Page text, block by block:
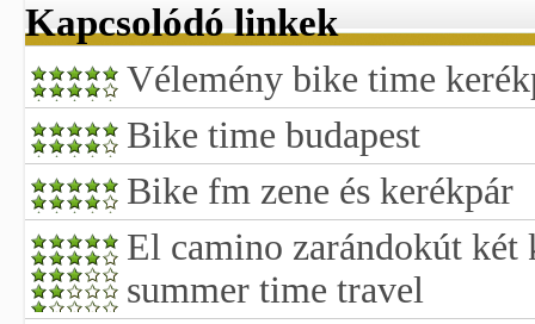
Kapcsolódó linkek
Vélemény bike time
Bike time budapest
Bike fm zene és kerékpár
El camino zarándokút
summer time travel